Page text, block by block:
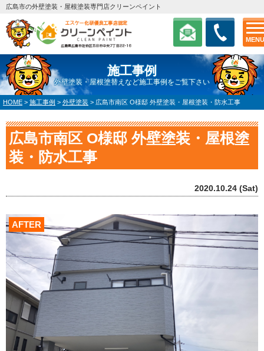
MENU
広島市の外壁塗装・屋根塗装専門店クリーンペイント
施工事例
外壁塗装・屋根塗替えなど施工事例をご覧下さい
HOME > 施工事例 > 外壁塗装 > 広島市南区 O様邸 外壁塗装・屋根塗装・防水工事
広島市南区 O様邸 外壁塗装・屋根塗
装・防水工事
2020.10.24 (Sat)
AFTER